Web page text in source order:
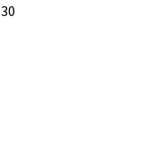
30